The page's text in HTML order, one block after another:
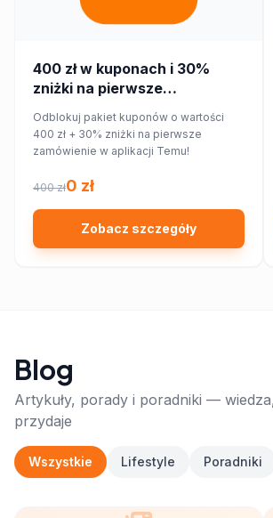
400 zł w kuponach i 30%
zniżki na pierwsze
Odblokuj pakiet kuponów o wartości
400 zł + 30% zniżki na pierwsze
zamówienie w aplikacji Temu!
400 zł0 zł
Zobacz szczegóły
Blog
Artykuły, porady i poradniki —
przydaje
Wszystkie Lifestyle Poradniki